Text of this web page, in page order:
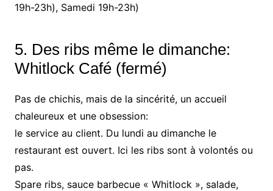
19h-23h), Samedi 19h-23h)
5. Des ribs même le dimanche:
Whitlock Café (fermé)
Pas de chichis, mais de la sincérité, un accueil
chaleureux et une obsession:
le service au client. Du lundi au dimanche le
restaurant est ouvert. Ici les ribs sont à volontés ou
pas.
Spare ribs, sauce barbecue « Whitlock », salade,